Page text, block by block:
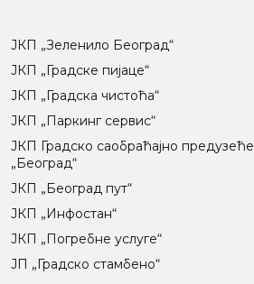
ЈКП „Зеленило Београд“
ЈКП „Градске пијаце“
ЈКП „Градска чистоћа“
ЈКП „Паркинг сервис“
ЈКП Градско саобраћајно предузеће
„Београд“
ЈКП „Београд пут“
ЈКП „Инфостан“
ЈКП „Погребне услуге“
ЈП „Градско стамбено“